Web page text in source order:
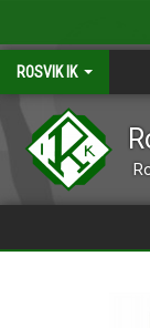
ROSVIK IK